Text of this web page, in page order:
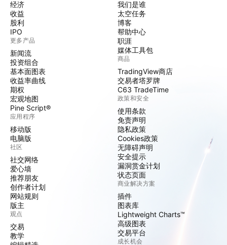
经济
收益
股利
IPO
更多产品
新闻流
投资组合
基本面图表
收益率曲线
期权
宏观地图
Pine Script®
应用程序
移动版
电脑版
社区
社交网络
爱心墙
推荐朋友
创作者计划
网站规则
版主
观点
交易
教学
我们是谁
太空任务
博客
帮助中心
职涯
媒体工具包
商品
TradingView商店
交易者塔罗牌
C63 TradeTime
政策和安全
使用条款
免责声明
隐私政策
Cookies政策
无障碍声明
安全提示
漏洞赏金计划
状态页面
商业解决方案
插件
图表库
Lightweight Charts™
高级图表
交易平台
成长机会